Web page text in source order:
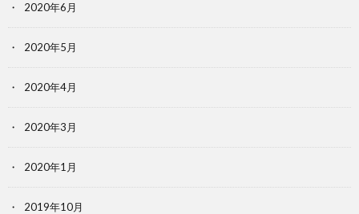
2020年6月
2020年5月
2020年4月
2020年3月
2020年1月
2019年10月